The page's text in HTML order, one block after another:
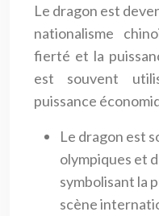
Le dragon est
nationalisme
fierté et la
est souvent
puissance
Le dragon est
olympiques et
symbolisant la
scène